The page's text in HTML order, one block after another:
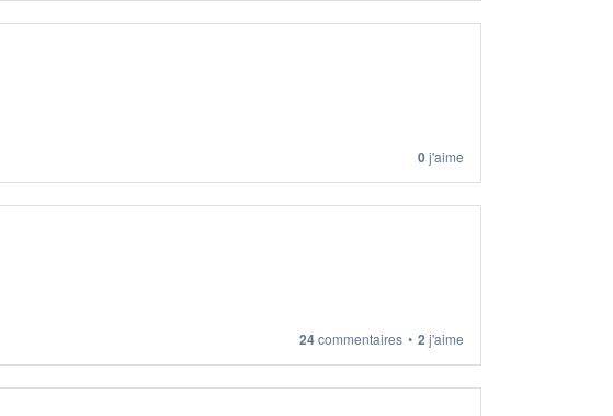
0j'aime
24commentaires • 2 j'aime